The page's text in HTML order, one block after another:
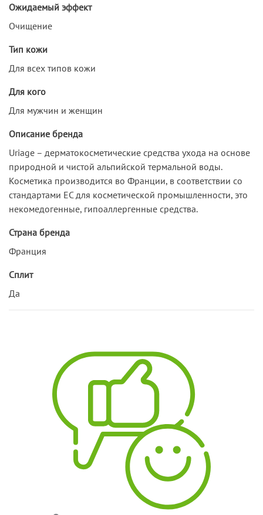
Ожидаемый эффект
Очищение
Тип кожи
Для всех типов кожи
Для кого
Для мужчин и женщин
Описание бренда
Uriage – дерматокосметические средства ухода на основе
природной и чистой альпийской термальной воды.
Косметика производится во Франции, в соответствии со
стандартами ЕС для косметической промышленности, это
некомедогенные, гипоаллергенные средства.
Страна бренда
Франция
Сплит
Да